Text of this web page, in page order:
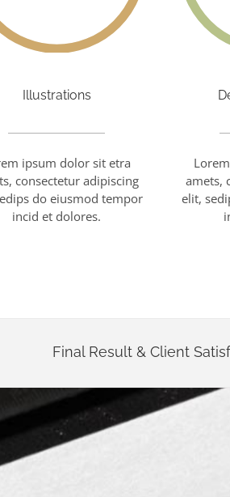
Illustrations
ipsum dolor sit etra
consectetur adipiscing
do eiusmod tempor
incid et dolores.
amets,
elit,
Final Result & Client